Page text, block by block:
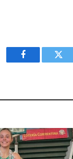
Facebook